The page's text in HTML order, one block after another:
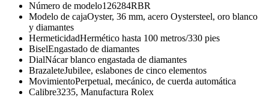
Número de modelo126284RBR
Modelo de cajaOyster, 36 mm, acero Oystersteel, oro blanco
y diamantes
HermeticidadHermético hasta 100 metros/330 pies
BiselEngastado de diamantes
DialNácar blanco engastada de diamantes
BrazaleteJubilee, eslabones de cinco elementos
MovimientoPerpetual, mecánico, de cuerda automática
Calibre3235, Manufactura Rolex